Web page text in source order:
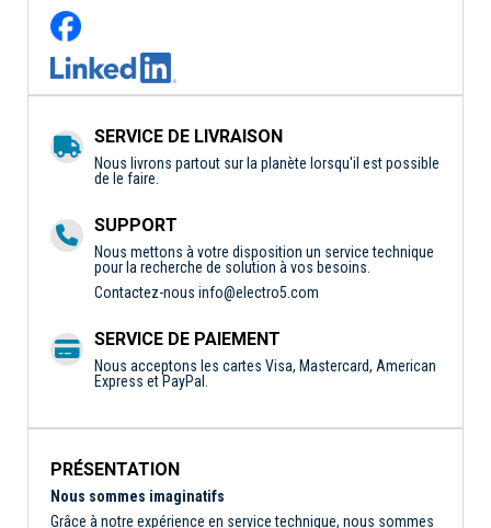
SERVICE DE LIVRAISON
Nous livrons partout sur la planète lorsqu'il est possible
de le faire.
SUPPORT
Nous mettons à votre disposition un service technique
pour la recherche de solution à vos besoins.
Contactez-nous info@electro5.com
SERVICE DE PAIEMENT
Nous acceptons les cartes Visa, Mastercard, American
Express et PayPal.
PRÉSENTATION
Nous sommes imaginatifs
Grâce à notre expérience en service technique, nous sommes